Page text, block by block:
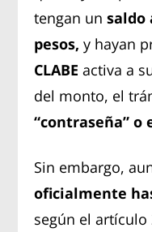
tengan unsaldo
pesos, y hayan
CLABE activa a
del monto, el
“contraseña” o
Sin embargo,
oficialmente
según el artículo